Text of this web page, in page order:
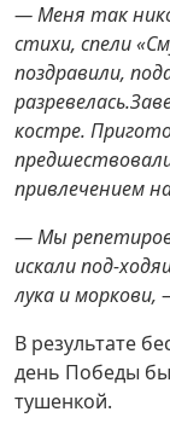
— Меня так
стихи, спели
поздравили,
костре.
привлечением
— Мы
искали под-
лука и моркови,
В результате
день Победы
тушенкой.